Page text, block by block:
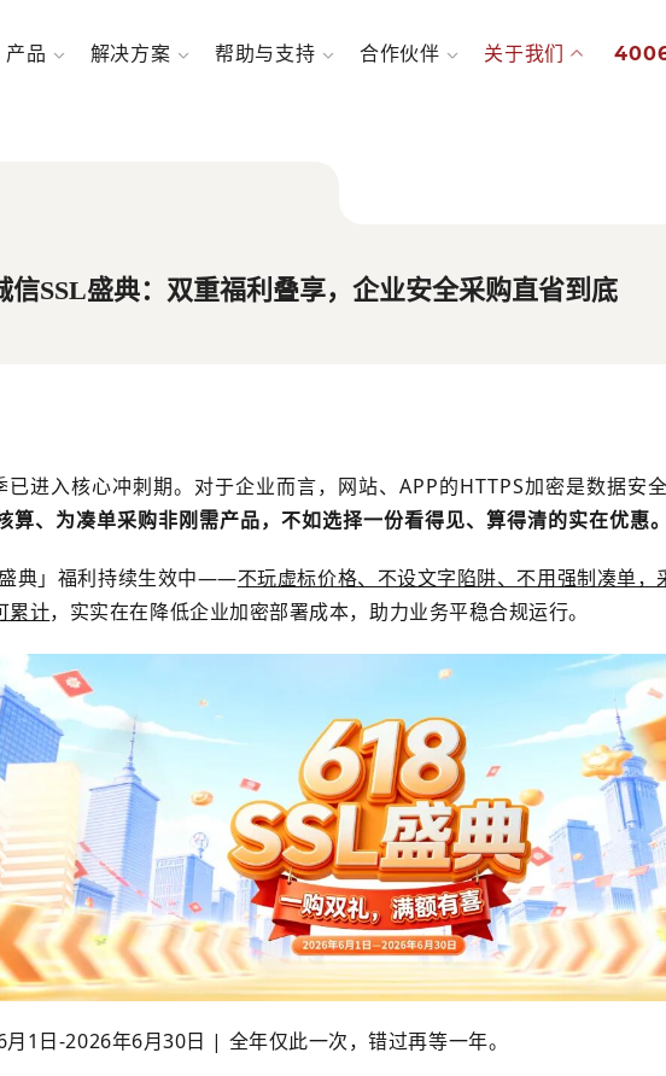
产品 解决方案 帮助与支持 合作伙伴 关于我们
信SSL盛典：双重福利叠享，企业安全采购直省到底
进入核心冲刺期。对于企业而言，网站、APP的HTTPS加密是数据安
算、为凑单采购非刚需产品，不如选择一份看得见、算得清的实在优惠
典」福利持续生效中——不玩虚标价格、不设文字陷阱、不用强制凑单
累计，实实在在降低企业加密部署成本，助力业务平稳合规运行。
1日-2026年6月30日 | 全年仅此一次，错过再等一年。